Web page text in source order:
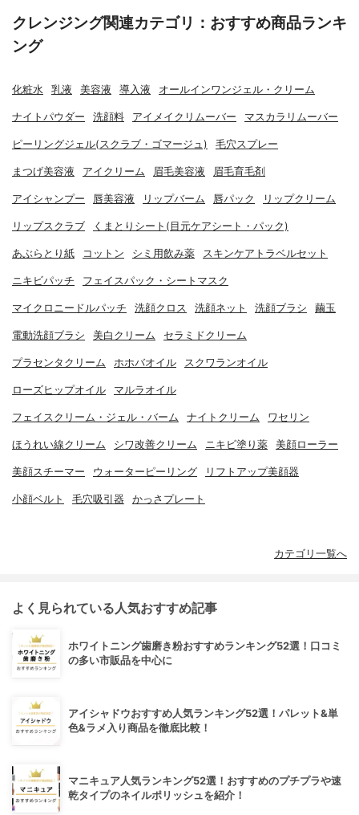
クレンジング関連カテゴリ：おすすめ商品ランキ
ング
化粧水 乳液 美容液 導入液 オールインワンジェル・クリーム
ナイトパウダー 洗顔料 アイメイクリムーバー マスカラリムーバー
ピーリングジェル(スクラブ・ゴマージュ) 毛穴スプレー
まつげ美容液 アイクリーム 眉毛美容液 眉毛育毛剤
アイシャンプー 唇美容液 リップバーム 唇パック リップクリーム
リップスクラブ くまとりシート(目元ケアシート・パック)
あぶらとり紙 コットン シミ用飲み薬 スキンケアトラベルセット
ニキビパッチ フェイスパック・シートマスク
マイクロニードルパッチ 洗顔クロス 洗顔ネット 洗顔ブラシ 繭玉
電動洗顔ブラシ 美白クリーム セラミドクリーム
プラセンタクリーム ホホバオイル スクワランオイル
ローズヒップオイル マルラオイル
フェイスクリーム・ジェル・バーム ナイトクリーム ワセリン
ほうれい線クリーム シワ改善クリーム ニキビ塗り薬 美顔ローラー
美顔スチーマー ウォーターピーリング リフトアップ美顔器
小顔ベルト 毛穴吸引器 かっさプレート
カテゴリ一覧へ
よく見られている人気おすすめ記事
ホワイトニング歯磨き粉おすすめランキング52選！口コミ
の多い市販品を中心に
アイシャドウおすすめ人気ランキング52選！パレット&単
色&ラメ入り商品を徹底比較！
マニキュア人気ランキング52選！おすすめのプチプラや速
乾タイプのネイルポリッシュを紹介！